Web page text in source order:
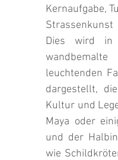
Kernaufgabe,
Dies wird in
leuchtenden
dargestellt,
Kultur und
Maya oder
und der
wie